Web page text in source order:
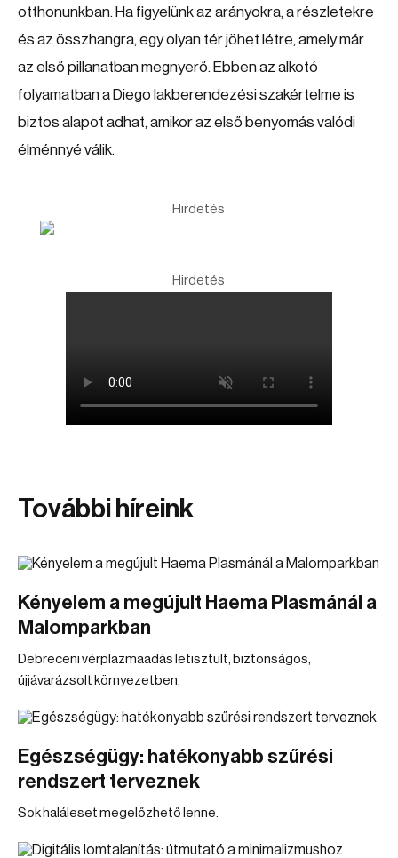
otthonunkban. Ha figyelünk az arányokra, a részletekre
és az összhangra, egy olyan tér jöhet létre, amely már
az első pillanatban megnyerő. Ebben az alkotó
folyamatban a Diego lakberendezési szakértelme is
biztos alapot adhat, amikor az első benyomás valódi
élménnyé válik.
Hirdetés
Hirdetés
További híreink
Kényelem a megújult Haema Plasmánál a
Malomparkban
Debreceni vérplazmaadás letisztult, biztonságos,
újjávarázsolt környezetben.
Egészségügy: hatékonyabb szűrési
rendszert terveznek
Sok haláleset megelőzhető lenne.